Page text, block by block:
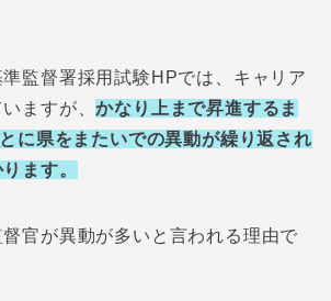
監督署採用試験HPでは、キャリア
ますが、かなり上まで昇進するま
に県をまたいでの異動が繰り返され
ます。
官が異動が多いと言われる理由で